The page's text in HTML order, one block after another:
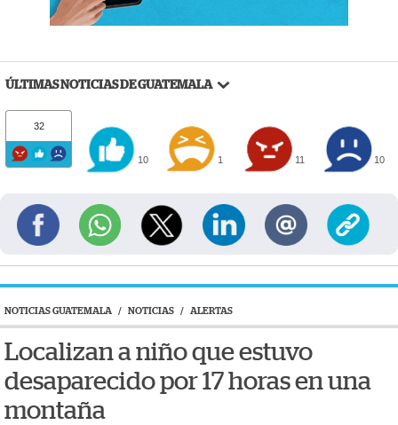
ÚLTIMAS NOTICIAS DE GUATEMALA
32
10 1 11 10
NOTICIAS GUATEMALA / NOTICIAS / ALERTAS
Localizan a niño que estuvo
desaparecido por 17 horas en una
montaña